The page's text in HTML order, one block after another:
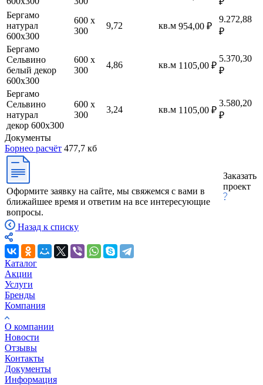
Бергамо
натурал
600х300
600 х
300
9,72 кв.м 954,00 ₽
9.272,88
₽
Бергамо
Сельвино
белый декор
600х300
600 х
300
4,86 кв.м 1105,00 ₽
5.370,30
₽
Бергамо
Сельвино
натурал
декор 600х300
600 х
300
3,24 кв.м 1105,00 ₽
3.580,20
₽
Документы
Борнео расчёт 477,7 кб
Оформите заявку на сайте, мы свяжемся с вами в
ближайшее время и ответим на все интересующие
вопросы.
Заказать
проект
Назад к списку
Каталог
Акции
Услуги
Бренды
Компания
О компании
Новости
Отзывы
Контакты
Документы
Информация